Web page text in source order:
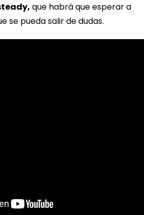
que habrá que esperar a
se pueda salir de dudas.